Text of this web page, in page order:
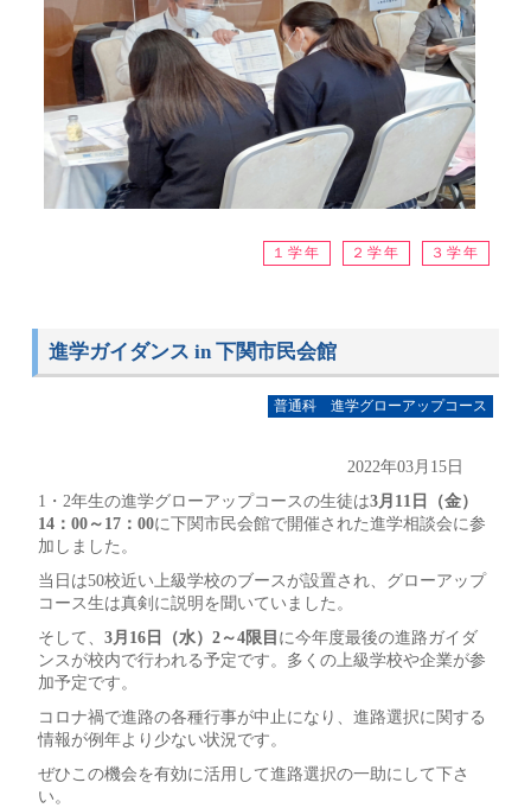
１学年 ２学年 ３学年
進学ガイダンス in 下関市民会館
普通科 進学グローアップコース
2022年03月15日
1・2年生の進学グローアップコースの生徒は3月11日（金）
14：00～17：00に下関市民会館で開催された進学相談会に参
加しました。
当日は50校近い上級学校のブースが設置され、グローアップ
コース生は真剣に説明を聞いていました。
そして、3月16日（水）2～4限目 に今年度最後の進路ガイダ
ンスが校内で行われる予定です。多くの上級学校や企業が参
加予定です。
コロナ禍で進路の各種行事が中止になり、進路選択に関する
情報が例年より少ない状況です。
ぜひこの機会を有効に活用して進路選択の一助にして下さ
い。